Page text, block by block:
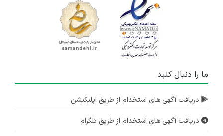
ما را دنبال کنید
دریافت آگهی های استخدام از طریق اپلیکیشن
دریافت آگهی های استخدام از طریق تلگرام